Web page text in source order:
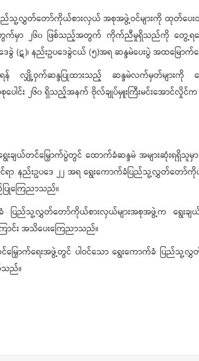
ည်သူ့လွှတ်တော်ကိုယ်စားလှယ် အစုအဖွဲ့ဝင်များကို ထုတ်ပေး
ာ ၂၆၀ ဖြစ်သည့်အတွက် ကိုက်ညီမှုရှိသည်ကို တွေ့ရကြော
ေခွဲ (ဋ)၊ နည်းဥပဒေခွဲငယ် (၅)အရ ဆန္ဒမဲပေးပွဲ အထမြော
န် လျှို့ဝှက်ဆန္ဒပြုထားသည့် ဆန္ဒမဲလက်မှတ်များ
စုပေါင်း ၂၆၀ ရှိသည့်အနက် ဗိုလ်ချုပ်မှူးကြီးမင်းအောင်
ျယ်တင်မြှောက်ပွဲတွင် ထောက်ခံဆန္ဒမဲ အများဆုံးရရှိသူ
ဆိုင်ရာ နည်းဥပဒေ ၂၂ အရ ရွေးကောက်ခံပြည်သူ့လွှတ်တေ
ြုကြေညာသည်။
ြည်သူ့လွှတ်တော်ကိုယ်စားလှယ်များအစုအဖွဲ့က ရွေး
ာင်း အသိပေးကြေညာသည်။
မြှောက်ရေးအဖွဲ့တွင် ပါဝင်သော ရွေးကောက်ခံ ပြည်
သည်။